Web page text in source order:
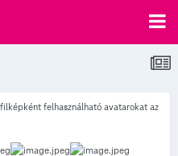
felhasználható avatarokat az